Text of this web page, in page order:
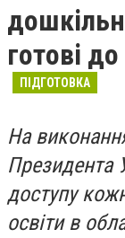
готові
ПІДГОТОВКА
На
Президента
доступу
освіти в